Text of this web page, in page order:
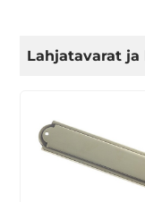
Lahjatavarat